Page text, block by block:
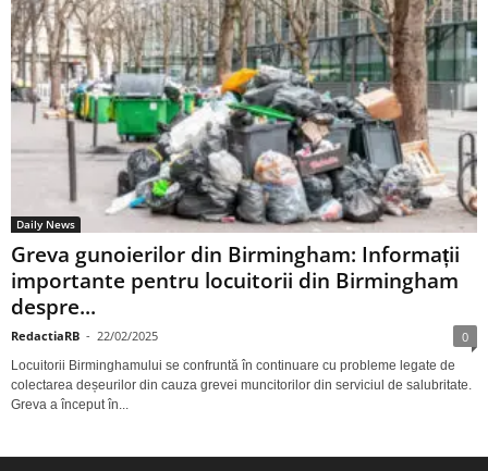
Daily News
Greva gunoierilor din Birmingham: Informații
importante pentru locuitorii din Birmingham
despre...
RedactiaRB - 22/02/2025 0
Locuitorii Birminghamului se confruntă în continuare cu probleme legate de
colectarea deșeurilor din cauza grevei muncitorilor din serviciul de salubritate.
Greva a început în...